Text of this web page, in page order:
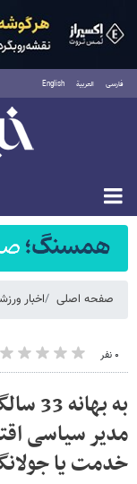
فارسی العربية English
صفحه اصلی اخبار
۰ نفر
مدیر سیاسی
خدمت یا